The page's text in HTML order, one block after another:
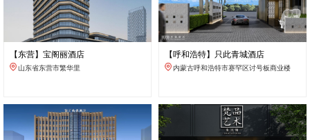
【东营】宝阁丽酒店
山东省东营市繁华里
【呼和浩特】只此青城酒店
内蒙古呼和浩特市赛罕区讨号板商业楼